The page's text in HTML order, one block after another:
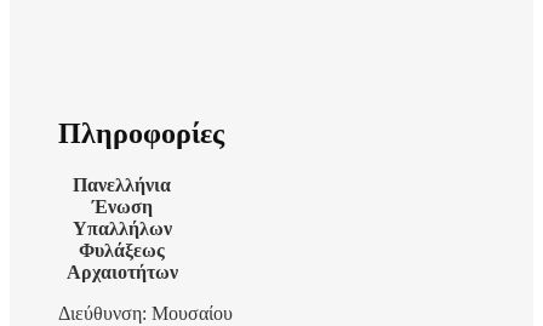
Πληροφορίες
Πανελλήνια
Ένωση
Υπαλλήλων
Φυλάξεως
Αρχαιοτήτων
Διεύθυνση: Μουσαίου